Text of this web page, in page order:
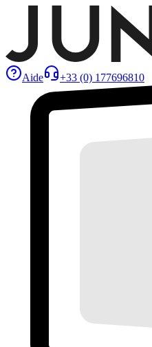
Aide +33 (0) 177696810